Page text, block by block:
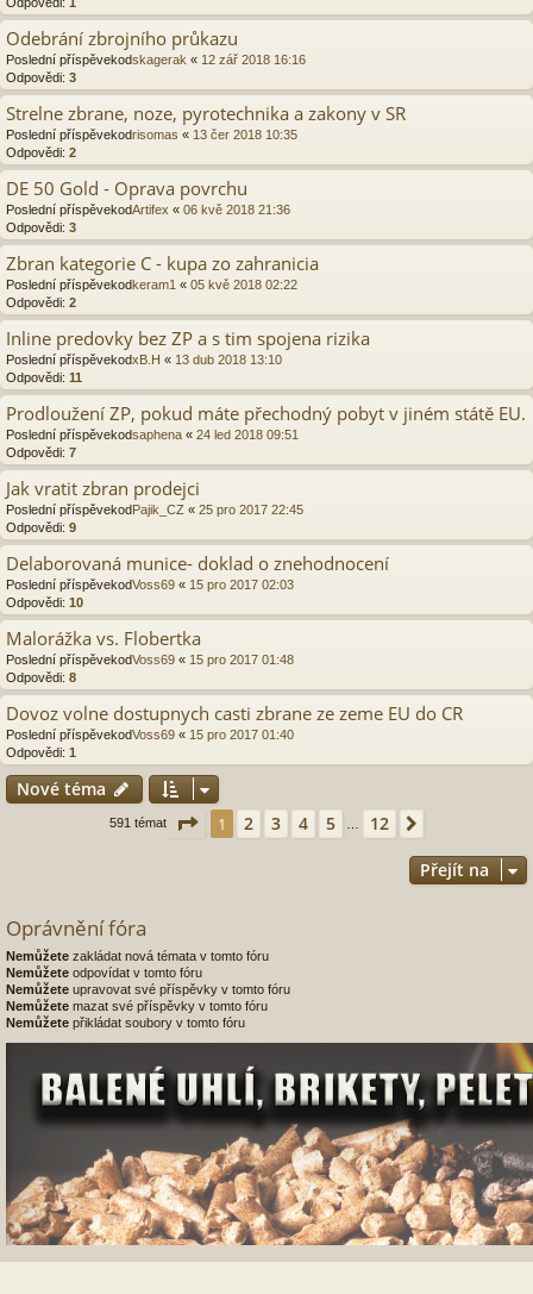
Odebrání zbrojního průkazu
Poslední příspěvekodskagerak « 12 zář 2018 16:16
Odpovědi: 3
Strelne zbrane, noze, pyrotechnika a zakony v SR
Poslední příspěvekodrisomas « 13 čer 2018 10:35
Odpovědi: 2
DE 50 Gold - Oprava povrchu
Poslední příspěvekodArtifex « 06 kvě 2018 21:36
Odpovědi: 3
Zbran kategorie C - kupa zo zahranicia
Poslední příspěvekodkeram1 « 05 kvě 2018 02:22
Odpovědi: 2
Inline predovky bez ZP a s tim spojena rizika
Poslední příspěvekodxB.H « 13 dub 2018 13:10
Odpovědi: 11
Prodloužení ZP, pokud máte přechodný pobyt v jiném státě EU.
Poslední příspěvekodsaphena « 24 led 2018 09:51
Odpovědi: 7
Jak vratit zbran prodejci
Poslední příspěvekodPajik_CZ « 25 pro 2017 22:45
Odpovědi: 9
Delaborovaná munice- doklad o znehodnocení
Poslední příspěvekodVoss69 « 15 pro 2017 02:03
Odpovědi: 10
Malorážka vs. Flobertka
Poslední příspěvekodVoss69 « 15 pro 2017 01:48
Odpovědi: 8
Dovoz volne dostupnych casti zbrane ze zeme EU do CR
Poslední příspěvekodVoss69 « 15 pro 2017 01:40
Odpovědi: 1
Nové téma
591 témat Stránka 1z 12
1 2 3 4 5 12
Přejít na
Oprávnění fóra
Nemůžete zakládat nová témata v tomto fóru
Nemůžete odpovídat v tomto fóru
Nemůžete upravovat své příspěvky v tomto fóru
Nemůžete mazat své příspěvky v tomto fóru
Nemůžete přikládat soubory v tomto fóru